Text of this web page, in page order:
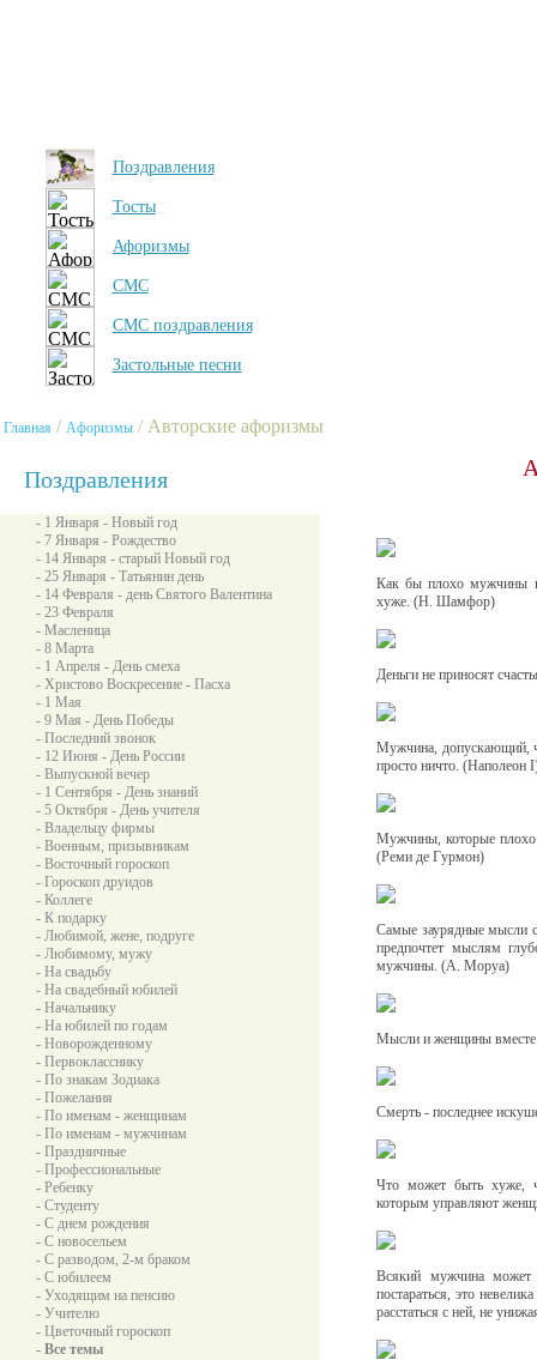
Поздравления
Тосты
Афоризмы
СМС
СМС поздравления
Застольные песни
Главная / Афоризмы / Авторские афоризмы
Поздравления
- 1 Января - Новый год
- 7 Января - Рождество
- 14 Января - старый Новый год
- 25 Января - Татьянин день
- 14 Февраля - день Святого Валентина
- 23 Февраля
- Масленица
- 8 Марта
- 1 Апреля - День смеха
- Христово Воскресение - Пасха
- 1 Мая
- 9 Мая - День Победы
- Последний звонок
- 12 Июня - День России
- Выпускной вечер
- 1 Сентября - День знаний
- 5 Октября - День учителя
- Владельцу фирмы
- Военным, призывникам
- Восточный гороскоп
- Гороскоп друидов
- Коллеге
- К подарку
- Любимой, жене, подруге
- Любимому, мужу
- На свадьбу
- На свадебный юбилей
- Начальнику
- На юбилей по годам
- Новорожденному
- Первокласснику
- По знакам Зодиака
- Пожелания
- По именам - женщинам
- По именам - мужчинам
- Праздничные
- Профессиональные
- Ребенку
- Студенту
- С днем рождения
- С новосельем
- С разводом, 2-м браком
- С юбилеем
- Уходящим на пенсию
- Учителю
- Цветочный гороскоп
- Все темы
Как бы плохо мужчины
хуже. (Н. Шамфор)
Деньги не приносят
Мужчина, допускающий,
просто ничто. (Наполеон
Мужчины, которые
(Реми де Гурмон)
Самые заурядные мысли
предпочтет мыслям
мужчины. (А. Моруа)
Мысли и женщины
Смерть - последнее
Что может быть хуже,
которым управляют
Всякий мужчина может
постараться, это
расстаться с ней, не